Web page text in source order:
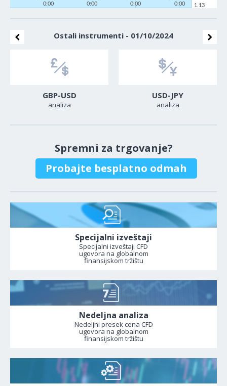
0:00
0:00
0:00
0:00
1.13
Ostali instrumenti - 01/10/2024
GBP-USD
analiza
USD-JPY
analiza
Spremni za trgovanje?
Probajte besplatno odmah
Specijalni izveštaji
Specijalni izveštaji CFD
ugovora na globalnom
finansijskom tržištu
Nedeljna analiza
Nedeljni presek cena CFD
ugovora na globalnom
finansijskom tržištu